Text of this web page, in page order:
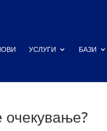
УСЛУГИ БАЗИ
очекување?